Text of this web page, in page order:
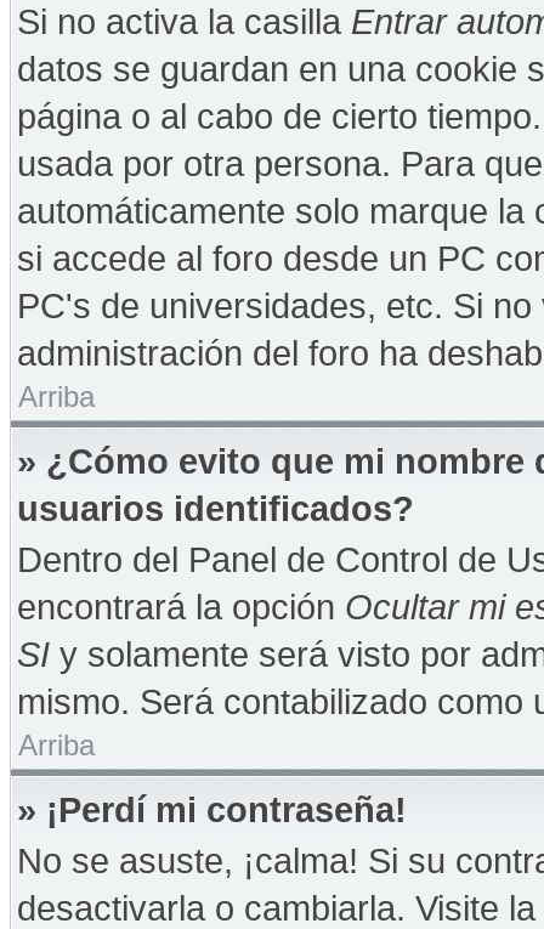
Si no activa la casilla Entrar
datos se guardan en una cookie
página o al cabo de cierto
usada por otra persona. Para
automáticamente solo marque
si accede al foro desde un PC
PC's de universidades, etc. Si
administración del foro ha
Arriba
» ¿Cómo evito que mi nombre
usuarios identificados?
Dentro del Panel de Control de
encontrará la opción Ocultar mi
SI y solamente será visto por
mismo. Será contabilizado como
Arriba
» ¡Perdí mi contraseña!
No se asuste, ¡calma! Si su
desactivarla o cambiarla. Visite